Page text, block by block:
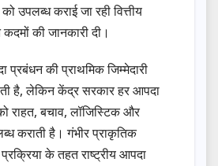
उपलब्ध कराई जा रही वित्तीय
की जानकारी दी।
प्रबंधन की प्राथमिक जिम्मेदारी
है, लेकिन केंद्र सरकार हर आपदा
राहत, बचाव, लॉजिस्टिक और
कराती है। गंभीर प्राकृतिक
के तहत राष्ट्रीय आपदा